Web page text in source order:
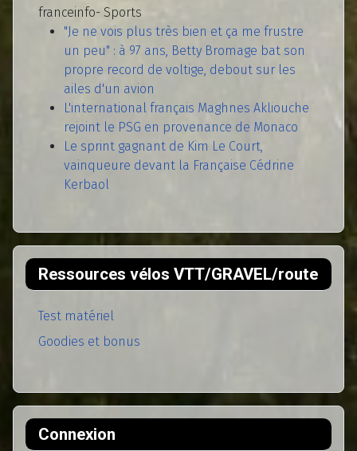
franceinfo- Sports
"Je ne vois plus très bien et ça me frustre
un peu" : à 97 ans, Betty Bromage bat son
propre record de voltige, debout sur les
ailes d'un avion
L'international français Maghnes Akliouche
rejoint le PSG en provenance de Monaco
Le sprint gagnant de Kim Le Court,
vainqueure devant la Française Cédrine
Kerbaol
Ressources vélos VTT/GRAVEL/route
Test matériel
Goodies et bonus
Connexion